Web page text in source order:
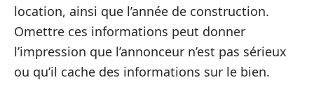
location, ainsi que l’année de construction.
Omettre ces informations peut donner
l’impression que l’annonceur n’est pas sérieux
ou qu’il cache des informations sur le bien.